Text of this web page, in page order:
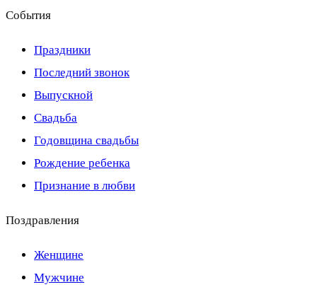
События
Праздники
Последний звонок
Выпускной
Свадьба
Годовщина свадьбы
Рождение ребенка
Признание в любви
Поздравления
Женщине
Мужчине